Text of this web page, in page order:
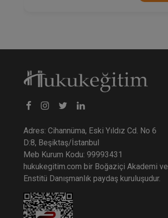
Adres: Cihannüma, Eski Yıldız Cd. No 6
D:8, Beşiktaş/İstanbul
Meb Kurum Kodu: 99993431
hukukegitim.com bir Boğaziçi Akademi ve
Enstitü Danışmanlık paydaş kuruluşudur.